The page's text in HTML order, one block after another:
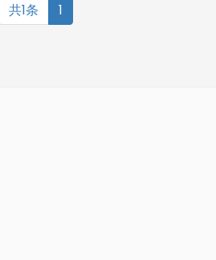
共1条 1